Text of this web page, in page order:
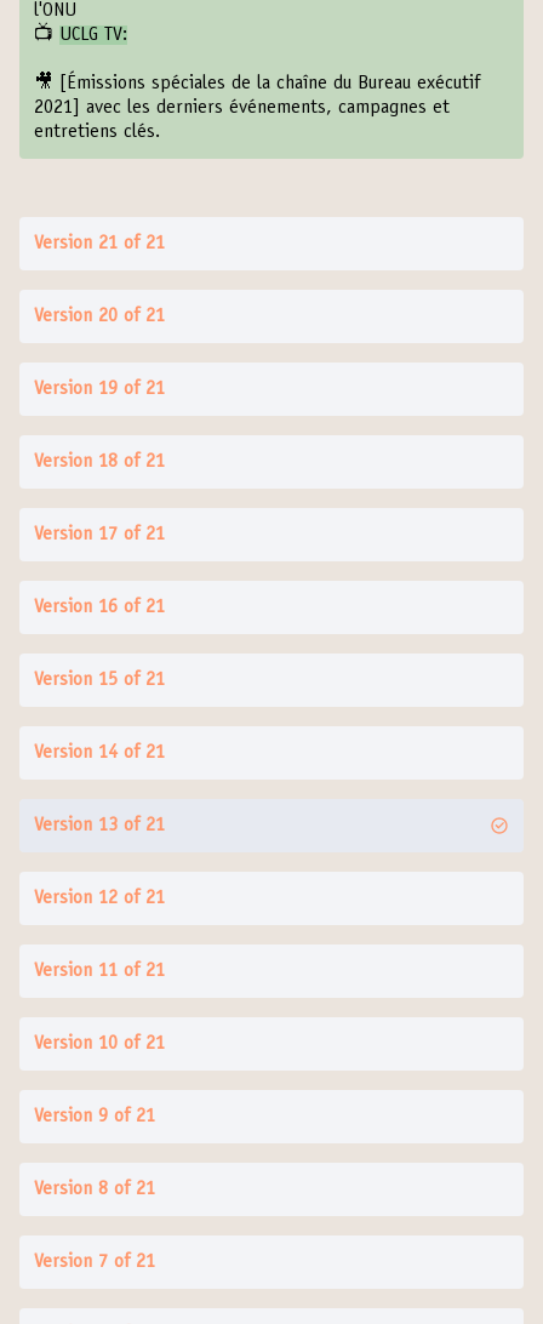
l'ONU
📺 UCLG TV:
🎥
[Émissions spéciales de la chaîne du Bureau exécutif
2021] avec les derniers événements, campagnes et
entretiens clés.
Version 21 of 21
Version 20 of 21
Version 19 of 21
Version 18 of 21
Version 17 of 21
Version 16 of 21
Version 15 of 21
Version 14 of 21
Version 13 of 21
Version 12 of 21
Version 11 of 21
Version 10 of 21
Version 9 of 21
Version 8 of 21
Version 7 of 21